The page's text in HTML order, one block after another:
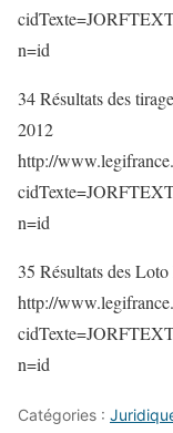
n=id
34 Résultats des
2012
http://
n=id
35 Résultats des
http://
n=id
Catégories :